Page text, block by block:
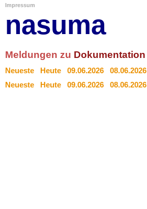
Impressum
nasuma
Meldungen zu Dokumentation
Neueste Heute 09.06.2026 08.06.2026
Neueste
Heute 09.06.2026 08.06.2026